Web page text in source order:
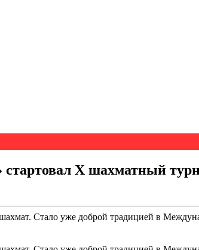
стартовал Х шахматный
Стало уже доброй традицией в